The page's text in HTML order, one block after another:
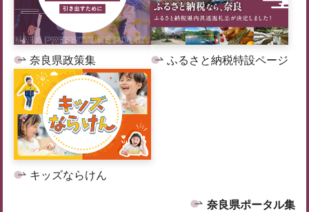
奈良県政策集 ふるさと納税特設ページ
キッズならけん
奈良県ポータル集